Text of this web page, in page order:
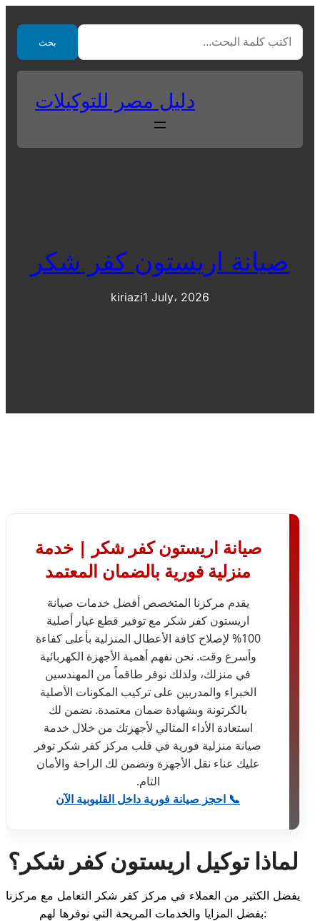
contentبحث
دليل مصر للتوكيلات
صيانة اريستون كفر شكر
kiriazi1 July، 2026
صيانة اريستون كفر شكر | خدمة
منزلية فورية بالضمان المعتمد
يقدم مركزنا المتخصص أفضل خدمات صيانة
اريستون كفر شكر مع توفير قطع غيار أصلية
100% لإصلاح كافة الأعطال المنزلية بأعلى كفاءة
وأسرع وقت. نحن نفهم أهمية الأجهزة الكهربائية
في منزلك، ولذلك نوفر طاقماً من المهندسين
الخبراء والمدربين على تركيب المكونات الأصلية
بالكرتونة وبشهادة ضمان معتمدة. نضمن لك
استعادة الأداء المثالي لأجهزتك من خلال خدمة
صيانة منزلية فورية في قلب مركز كفر شكر توفر
عليك عناء نقل الأجهزة وتضمن لك الراحة والأمان
التام.
📞 احجز صيانة فورية داخل القليوبية الآن
لماذا توكيل اريستون كفر شكر؟
يفضل الكثير من العملاء في مركز كفر شكر التعامل مع مركزنا
بفضل المزايا والخدمات المريحة التي نوفرها لهم: